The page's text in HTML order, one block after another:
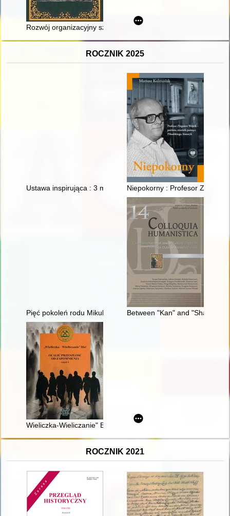
Rozwój organizacyjny szkolnictwa dla dorosłych i
ROCZNIK 2025
Ustawa inspirująca : 3 maj 1791 rokuNiepokorny : Profesor
Pięć pokoleń rodu Mikulskich. T. 1Between "Kan" and "Sham" :
Wieliczka-Wieliczanie" Bis! : ocalić przeszłość od
ROCZNIK 2021